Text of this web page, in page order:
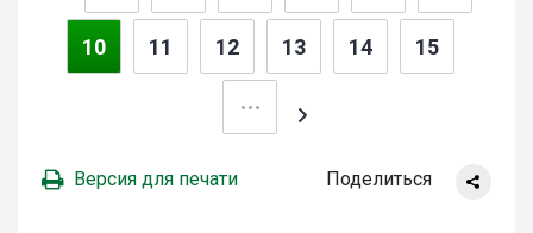
10 11 12 13 14 15
Версия для печати Поделиться